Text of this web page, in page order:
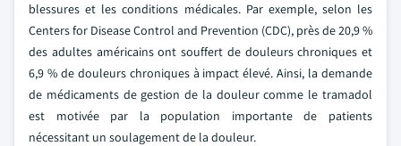
blessures et les conditions médicales. Par exemple, selon les
Centers for Disease Control and Prevention (CDC), près de 20,9 %
des adultes américains ont souffert de douleurs chroniques et
6,9 % de douleurs chroniques à impact élevé. Ainsi, la demande
de médicaments de gestion de la douleur comme le tramadol
est motivée par la population importante de patients
nécessitant un soulagement de la douleur.